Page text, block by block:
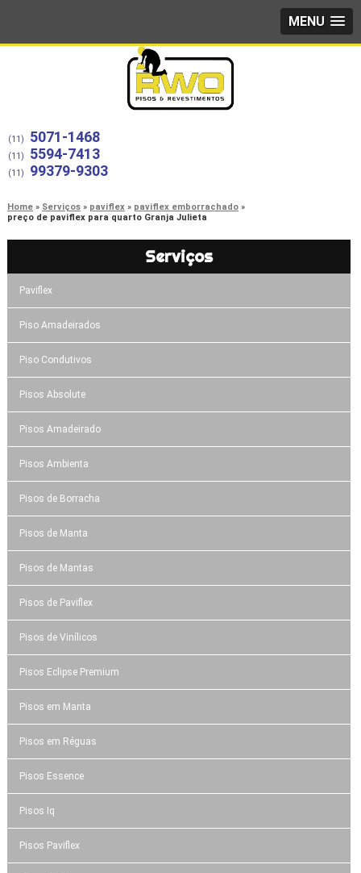
MENU
(11) 5071-1468
(11) 5594-7413
(11) 99379-9303
Home Serviços paviflex
paviflex emborrachado
preço de paviflex para quarto Granja Julieta
Serviços
Paviflex
Piso Amadeirados
Piso Condutivos
Pisos Absolute
Pisos Amadeirado
Pisos Ambienta
Pisos de Borracha
Pisos de Manta
Pisos de Mantas
Pisos de Paviflex
Pisos de Vinílicos
Pisos Eclipse Premium
Pisos em Manta
Pisos em Réguas
Pisos Essence
Pisos Iq
Pisos Paviflex